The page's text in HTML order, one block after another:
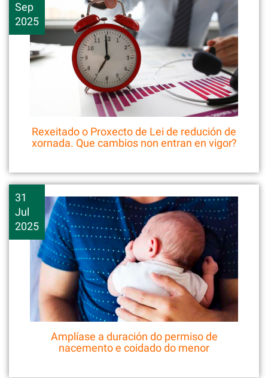
Sep
2025
Rexeitado o Proxecto de Lei de redución de
xornada. Que cambios non entran en vigor?
31
Jul
2025
Amplíase a duración do permiso de
nacemento e coidado do menor